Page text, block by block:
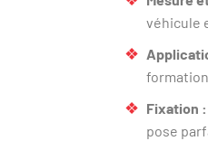
véhicule
formation
Fixation :
pose